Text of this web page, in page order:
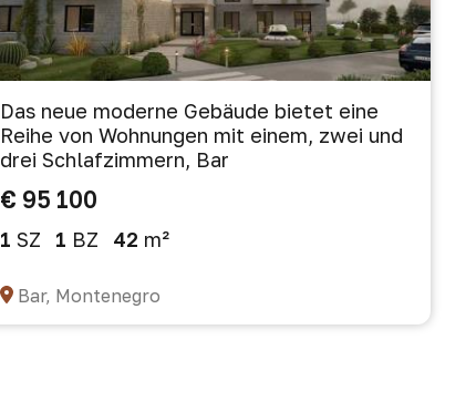
Das neue moderne Gebäude bietet eine
Reihe von Wohnungen mit einem, zwei und
drei Schlafzimmern, Bar
€ 95 100
1 SZ 1 BZ 42 m²
Bar, Montenegro